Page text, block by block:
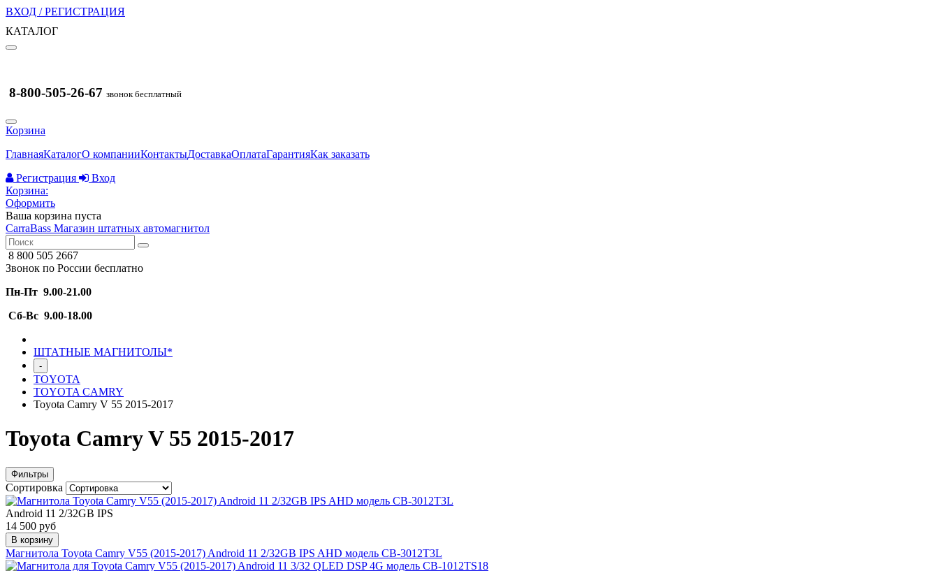
ВХОД / РЕГИСТРАЦИЯ
КАТАЛОГ
8-800-505-26-67 звонок бесплатный
Корзина
ГлавнаяКаталогО компанииКонтактыДоставкаОплатаГарантияКак заказать
Регистрация
Вход
Корзина:
Оформить
Ваша корзина пуста
CarraBass Магазин штатных автомагнитол
8 800 505 2667
Звонок по России бесплатно
Пн-Пт 9.00-21.00
Сб-Вс 9.00-18.00
ШТАТНЫЕ МАГНИТОЛЫ*
-
TOYOTA
TOYOTA CAMRY
Toyota Camry V 55 2015-2017
Toyota Camry V 55 2015-2017
Фильтры
Сортировка
Android 11 2/32GB IPS
14 500 руб
В корзину
Магнитола Toyota Camry V55 (2015-2017) Android 11 2/32GB IPS AHD модель CB-3012T3L